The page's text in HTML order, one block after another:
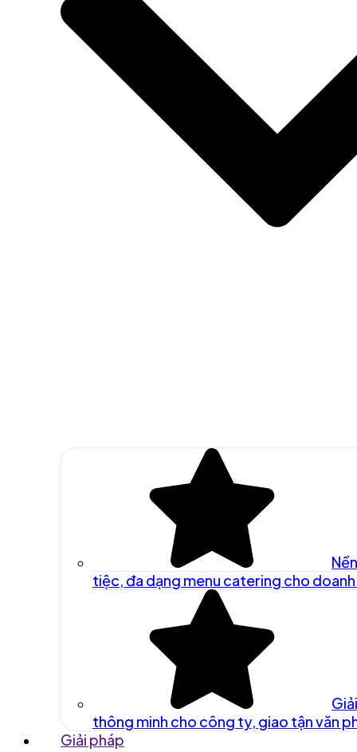
tiệc, đa dạng menu catering cho
thông minh cho công ty, giao tận văn
Giải pháp